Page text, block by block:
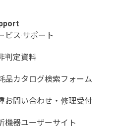
ビス·サポート
判定資料
品カタログ検索フォーム
お問い合わせ・修理受付
機器ユーザーサイト